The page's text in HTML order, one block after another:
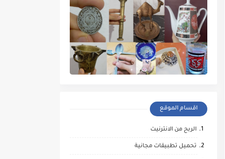
اقسام الموقع
الربح من الانترنيت
تحميل تطبيقات مجانية